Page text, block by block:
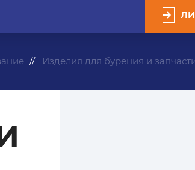
Изделия для бурения и